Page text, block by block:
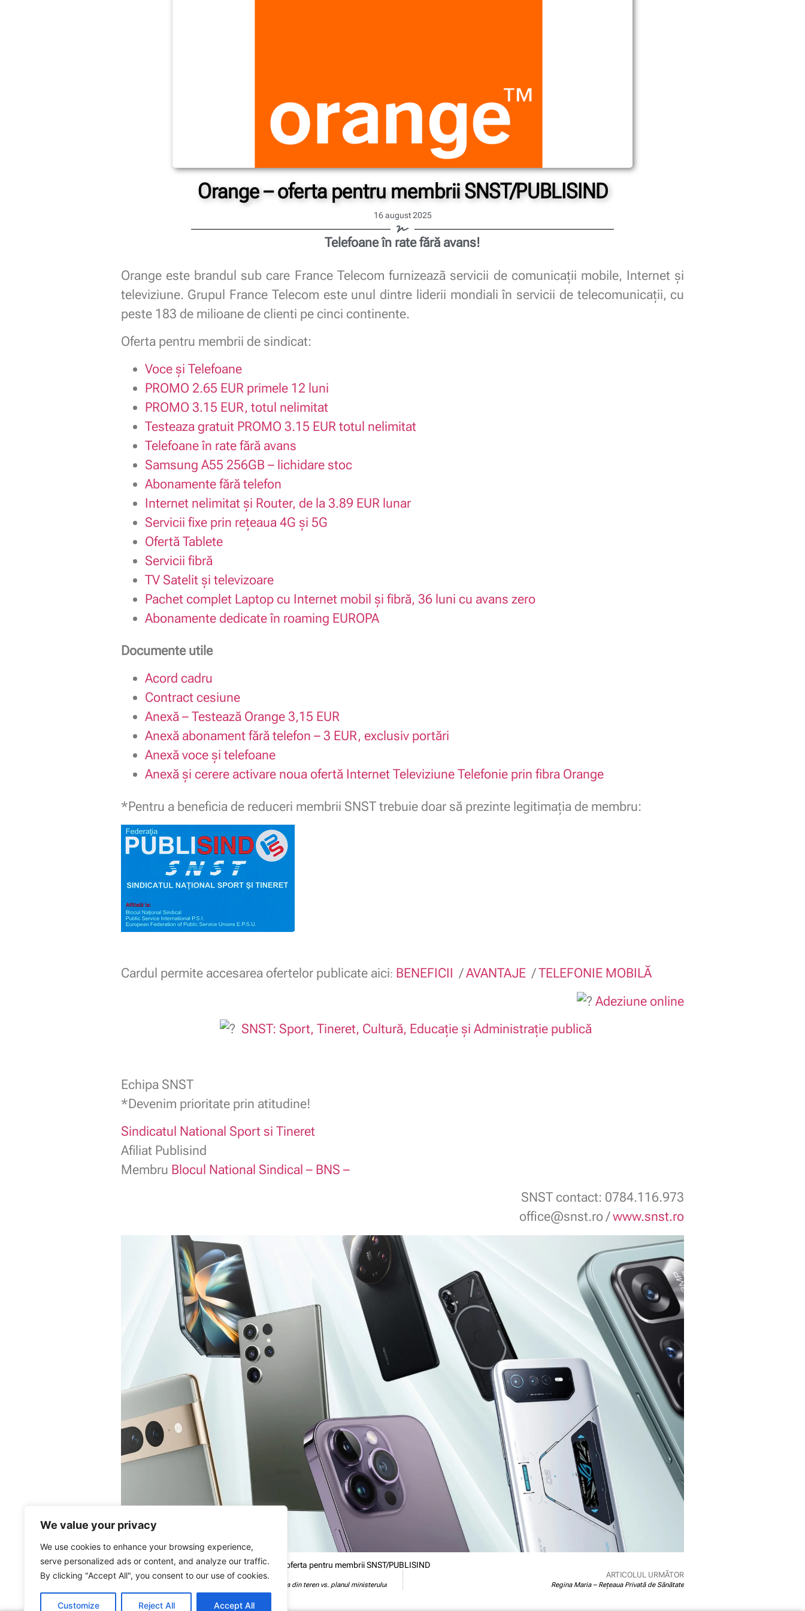
We value your privacy
We use cookies to enhance your browsing experience,
serve personalized ads or content, and analyze our traffic.
By clicking "Accept All", you consent to our use of cookies.
Customize Reject All Accept All
Orange – oferta pentru membrii SNST/PUBLISIND
16 august 2025
Telefoane în rate fără avans!
Orange este brandul sub care France Telecom furnizeazã servicii de comunicaţii mobile, Internet şi
televiziune. Grupul France Telecom este unul dintre liderii mondiali în servicii de telecomunicaţii, cu
peste 183 de milioane de clienti pe cinci continente.
Oferta pentru membrii de sindicat:
Voce și Telefoane
PROMO 2.65 EUR primele 12 luni
PROMO 3.15 EUR, totul nelimitat
Testeaza gratuit PROMO 3.15 EUR totul nelimitat
Telefoane în rate fără avans
Samsung A55 256GB – lichidare stoc
Abonamente fără telefon
Internet nelimitat și Router, de la 3.89 EUR lunar
Servicii fixe prin rețeaua 4G și 5G
Ofertă Tablete
Servicii fibră
TV Satelit și televizoare
Pachet complet Laptop cu Internet mobil și fibră, 36 luni cu avans zero
Abonamente dedicate în roaming EUROPA
Documente utile
Acord cadru
Contract cesiune
Anexă – Testează Orange 3,15 EUR
Anexă abonament fără telefon – 3 EUR, exclusiv portări
Anexă voce și telefoane
Anexă și cerere activare noua ofertă Internet Televiziune Telefonie prin fibra Orange
*Pentru a beneficia de reduceri membrii SNST trebuie doar să prezinte legitimaţia de membru:
Cardul permite accesarea ofertelor publicate aici: BENEFICII /AVANTAJE/TELEFONIE MOBILĂ
Adeziune online
SNST: Sport, Tineret, Cultură, Educație și Administrație publică
Echipa SNST
*Devenim prioritate prin atitudine!
Sindicatul National Sport si Tineret
Afiliat Publisind
Membru Blocul National Sindical – BNS –
SNST contact: 0784.116.973
office@snst.ro /www.snst.ro
Sindicatul Național Sport și Tineret: Orange – oferta pentru membrii SNST/PUBLISIND
ARTICOLUL ANTERIOR
Descentralizarea domeniului Tineret – Update 2: Vocea din teren vs. planul ministerului
ARTICOLUL URMĂTOR
Regina Maria – Rețeaua Privată de Sănătate